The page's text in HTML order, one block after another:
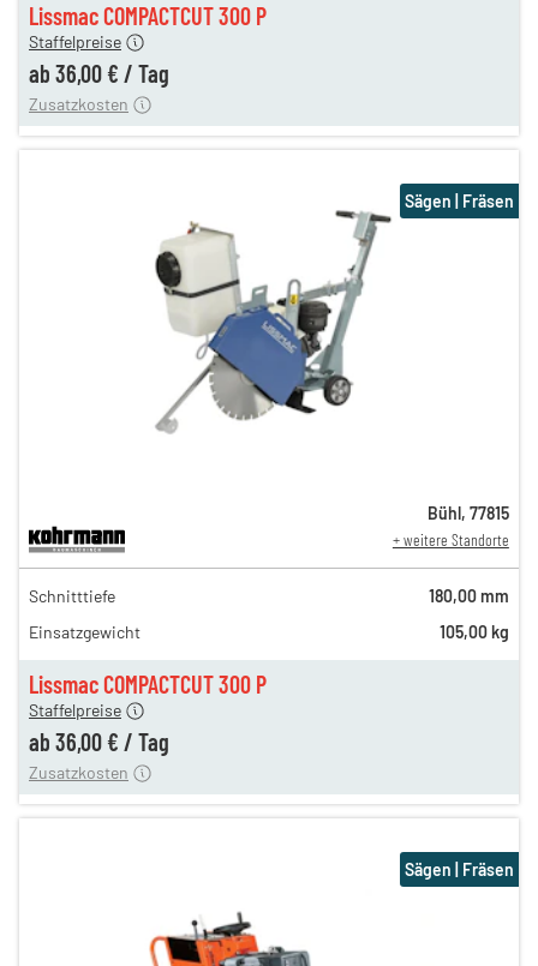
Lissmac COMPACTCUT 300 P
Staffelpreise
ab 36,00 € / Tag
12,00 €
Zusatzkosten
Lissmac COMPACTCUT 300 P
59,00 €
47,00 €
40,00 €
Staffelpreise
ab 36,00 € / Tag
12,00 €
Zusatzkosten
Sägen | Fräsen
Bühl, 77815
+ weitere Standorte
Schnitttiefe
180,00 mm
Einsatzgewicht
105,00 kg
Sägen | Fräsen